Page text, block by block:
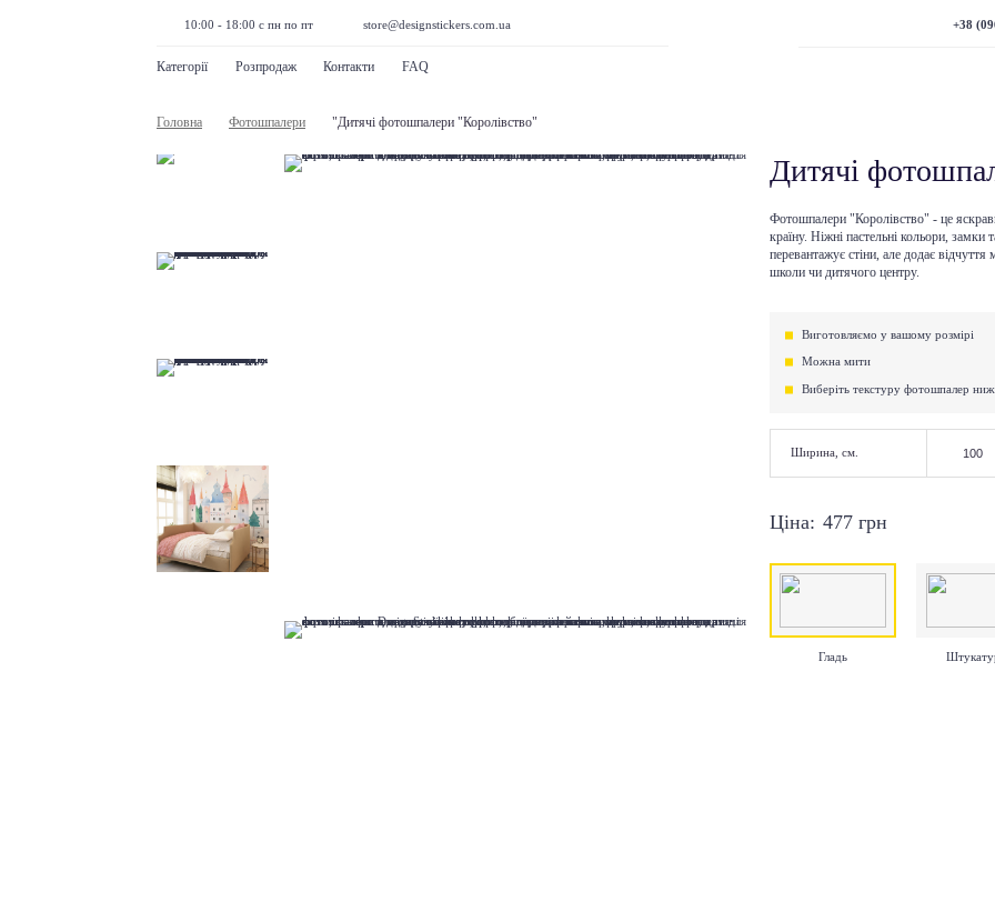
10:00 - 18:00 с пн по пт store@designstickers.com.ua
Категорії Розпродаж Контакти FAQ
+38
Головна Фотошпалери "Дитячі фотошпалери "Королівство"
Дитячі
Фотошпалери "Королівство" - це
країну. Ніжні пастельні кольори,
перевантажує стіни, але додає відчуття
школи чи дитячого центру.
Виготовляємо у вашому розмірі
Можна мити
Виберіть текстуру фотошпалер
Ширина, см.
Ціна: 477 грн
Гладь